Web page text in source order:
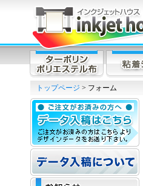
トップページ > フォーム